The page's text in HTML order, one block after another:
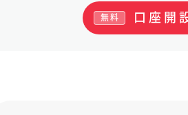
口座開
無料